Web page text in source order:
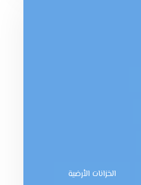
الخزانات الأرضية